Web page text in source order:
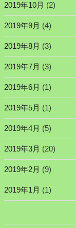
2019年10月 (2)
2019年9月 (4)
2019年8月 (3)
2019年7月 (3)
2019年6月 (1)
2019年5月 (1)
2019年4月 (5)
2019年3月 (20)
2019年2月 (9)
2019年1月 (1)